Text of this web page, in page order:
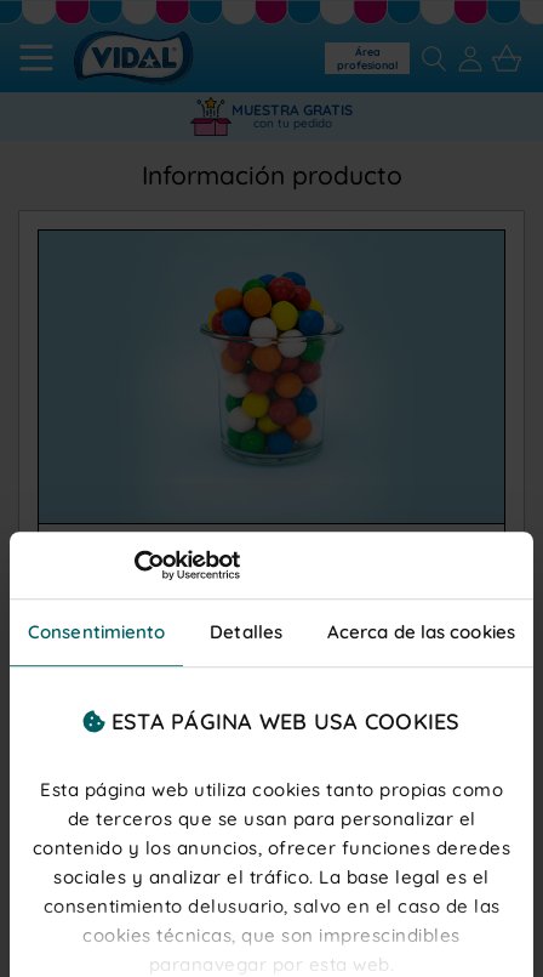
Consentimiento Detalles Acerca de las cookies
ESTA PÁGINA WEB USA COOKIES
Esta página web utiliza cookies tanto propias como
de terceros que se usan para personalizar el
contenido y los anuncios, ofrecer funciones deredes
sociales y analizar el tráfico. La base legal es el
consentimiento delusuario, salvo en el caso de las
cookies técnicas, que son imprescindibles
paranavegar por esta web.
Área
profesional
MUESTRA GRATIS
con tu pedido
Información producto
¿Cómo puedo estar informado de las
novedades de producto?
Si quieres estar al día de todas las novedades
que vamos publicando en nuestra tienda
online, date de alta ennuestra newsletter.
para tu primera compra.
CONTACTA CON NOSOTROS
Chat
ACCEDER
Lunes - Jueves 08:30 - 18:00